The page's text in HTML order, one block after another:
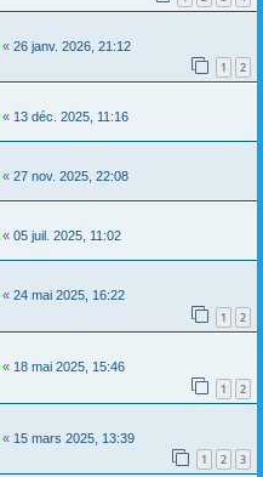
« 26 janv. 2026, 21:12
1 2
« 13 déc. 2025, 11:16
« 27 nov. 2025, 22:08
« 05 juil. 2025, 11:02
« 24 mai 2025, 16:22
1 2
« 18 mai 2025, 15:46
1 2
« 15 mars 2025, 13:39
1 2 3